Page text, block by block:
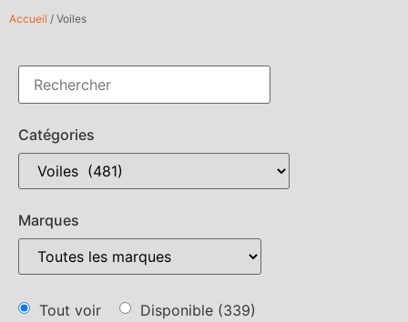
Accueil / Voiles
Catégories
Marques
Tout voir Disponible (339)